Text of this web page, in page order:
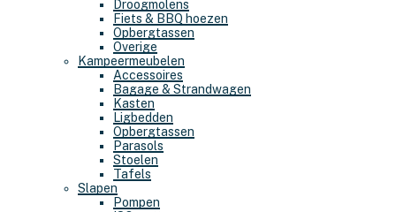
Droogmolens
Fiets & BBQ hoezen
Opbergtassen
Overige
Kampeermeubelen
Accessoires
Bagage & Strandwagen
Kasten
Ligbedden
Opbergtassen
Parasols
Stoelen
Tafels
Slapen
Pompen